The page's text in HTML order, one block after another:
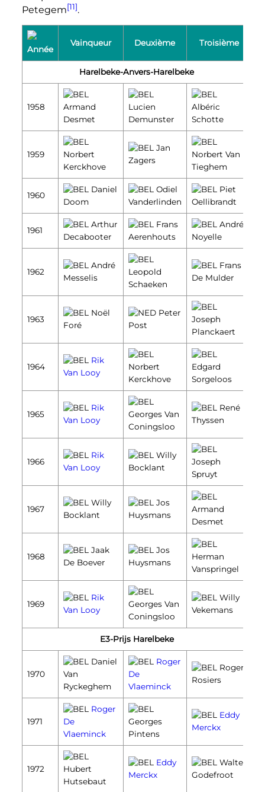
Petegem[11].
Année
Vainqueur Deuxième Troisième
Harelbeke-Anvers-Harelbeke
1958
Armand
Desmet
Lucien
Demunster
Albéric
Schotte
1959
Norbert
Kerckhove
Jan
Zagers
Norbert Van
Tieghem
1960
Daniel
Doom
Odiel
Vanderlinden
Piet
Oellibrandt
1961
Arthur
Decabooter
Frans
Aerenhouts
André
Noyelle
1962
André
Messelis
Leopold
Schaeken
Frans
De Mulder
1963
Noël
Foré
Peter
Post
Joseph
Planckaert
1964
Rik
Van Looy
Norbert
Kerckhove
Edgard
Sorgeloos
1965
Rik
Van Looy
Georges Van
Coningsloo
René
Thyssen
1966
Rik
Van Looy
Willy
Bocklant
Joseph
Spruyt
1967
Willy
Bocklant
Jos
Huysmans
Armand
Desmet
1968
Jaak
De Boever
Jos
Huysmans
Herman
Vanspringel
1969
Rik
Van Looy
Georges Van
Coningsloo
Willy
Vekemans
E3-Prijs Harelbeke
1970
Daniel
Van
Ryckeghem
Roger
De
Vlaeminck
Roger
Rosiers
1971
Roger
De
Vlaeminck
Georges
Pintens
Eddy
Merckx
1972
Hubert
Hutsebaut
Eddy
Merckx
Walter
Godefroot